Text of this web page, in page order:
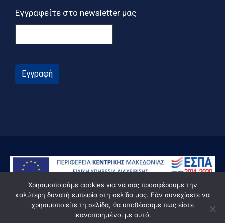
Εγγραφείτε στο newsletter μας
Εγγραφή
© Powered by Knowledge AE
Χρησιμοποιούμε cookies για να σας προσφέρουμε την
καλύτερη δυνατή εμπειρία στη σελίδα μας. Εάν συνεχίσετε να
χρησιμοποιείτε τη σελίδα, θα υποθέσουμε πως είστε
ικανοποιημένοι με αυτό.